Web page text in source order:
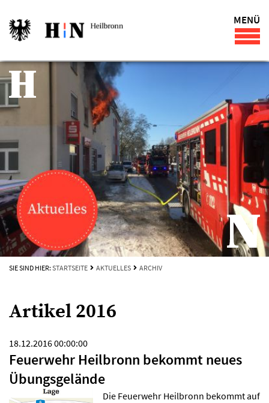
MENÜ
SIE SIND HIER: STARTSEITE AKTUELLES ARCHIV
Artikel 2016
18.12.2016 00:00:00
Feuerwehr Heilbronn bekommt neues
Übungsgelände
Die Feuerwehr Heilbronn bekommt auf